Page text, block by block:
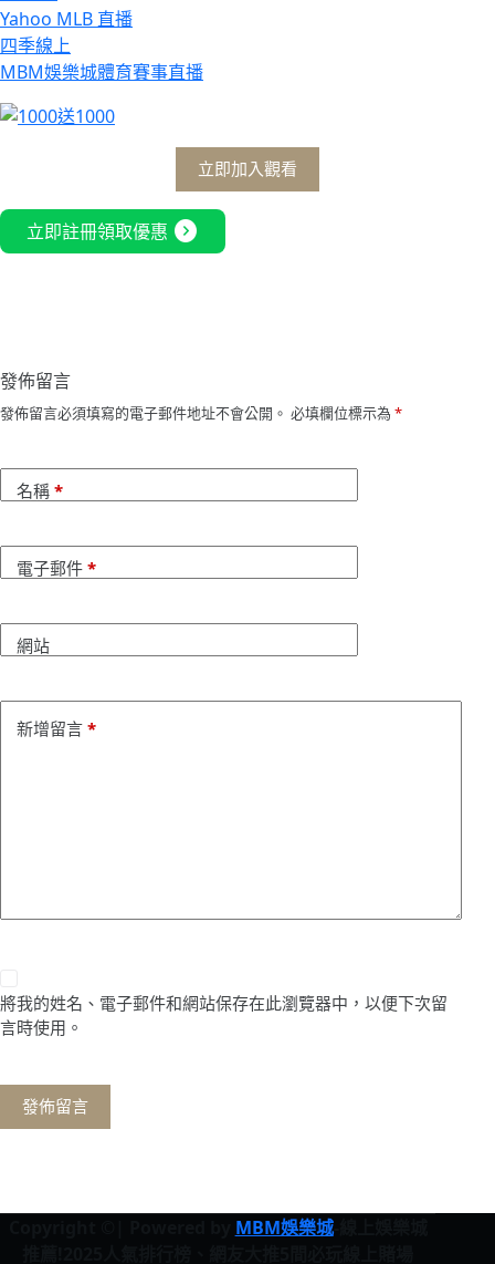
Yahoo MLB 直播
四季線上
MBM娛樂城體育賽事直播
立即加入觀看
立即註冊領取優惠 expand_circle_right
發佈留言
發佈留言必須填寫的電子郵件地址不會公開。 必填欄位標示為 *
名稱 *
電子郵件 *
網站
新增留言 *
將我的姓名、電子郵件和網站保存在此瀏覽器中，以便下次留
言時使用。
發佈留言
MBM娛樂城-線上娛樂城